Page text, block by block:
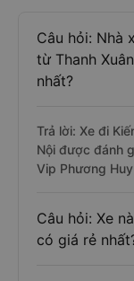
Câu hỏi: Nhà
từ Thanh
nhất?
Trả lời: Xe đi
Nội được đánh
Vip Phương
Câu hỏi: Xe
có giá rẻ